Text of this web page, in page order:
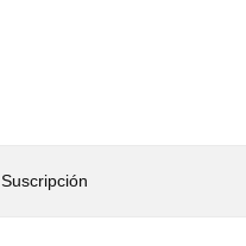
Suscripción